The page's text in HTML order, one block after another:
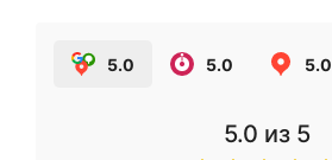
5.0 5.0 5.0
5.0 из 5